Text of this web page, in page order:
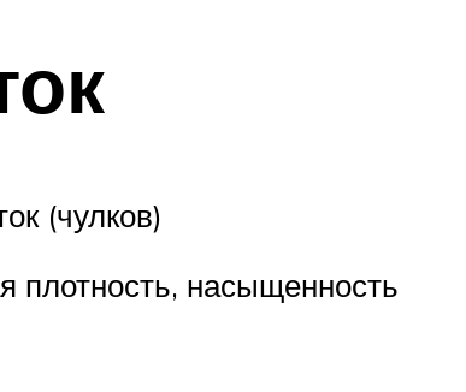
(чулков)
плотность, насыщенность